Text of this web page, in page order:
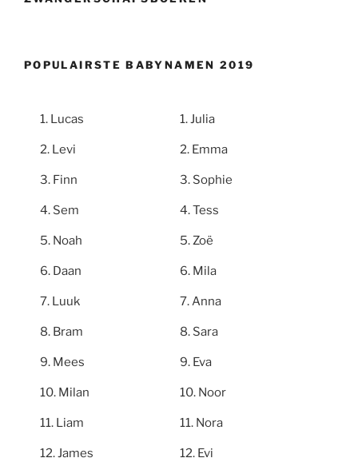
POPULAIRSTE BABYNAMEN 2019
Lucas
Levi
Finn
Sem
Noah
Daan
Luuk
Bram
Mees
Milan
Liam
James
Julia
Emma
Sophie
Tess
Zoë
Mila
Anna
Sara
Eva
Noor
Nora
Evi